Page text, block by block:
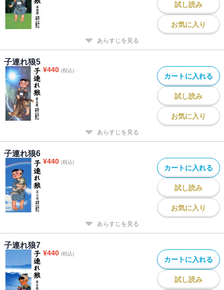
試し読み
お気に入り
あらすじを見る
子連れ狼5
¥440 (税込)
カートに入れる
試し読み
お気に入り
あらすじを見る
子連れ狼6
¥440 (税込)
カートに入れる
試し読み
お気に入り
あらすじを見る
子連れ狼7
¥440 (税込)
カートに入れる
試し読み